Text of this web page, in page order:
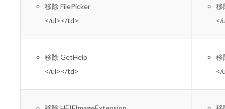
移除 FilePicker
</ul></td>
移
</
移除 GetHelp
</ul></td>
移
</